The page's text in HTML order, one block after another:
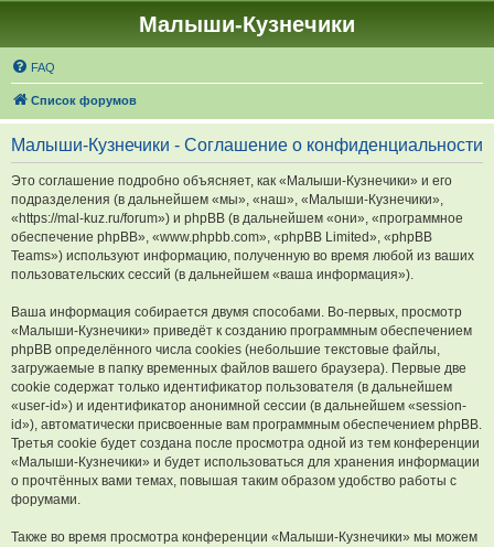
Малыши-Кузнечики
FAQ
Список форумов
Малыши-Кузнечики - Соглашение о конфиденциальности
Это соглашение подробно объясняет, как «Малыши-Кузнечики» и его
подразделения (в дальнейшем «мы», «наш», «Малыши-Кузнечики»,
«https://mal-kuz.ru/forum») и phpBB (в дальнейшем «они», «программное
обеспечение phpBB», «www.phpbb.com», «phpBB Limited», «phpBB
Teams») используют информацию, полученную во время любой из ваших
пользовательских сессий (в дальнейшем «ваша информация»).
Ваша информация собирается двумя способами. Во-первых, просмотр
«Малыши-Кузнечики» приведёт к созданию программным обеспечением
phpBB определённого числа cookies (небольшие текстовые файлы,
загружаемые в папку временных файлов вашего браузера). Первые две
cookie содержат только идентификатор пользователя (в дальнейшем
«user-id») и идентификатор анонимной сессии (в дальнейшем «session-
id»), автоматически присвоенные вам программным обеспечением phpBB.
Третья cookie будет создана после просмотра одной из тем конференции
«Малыши-Кузнечики» и будет использоваться для хранения информации
о прочтённых вами темах, повышая таким образом удобство работы с
форумами.
Также во время просмотра конференции «Малыши-Кузнечики» мы можем